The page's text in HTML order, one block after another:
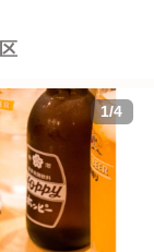
1/4